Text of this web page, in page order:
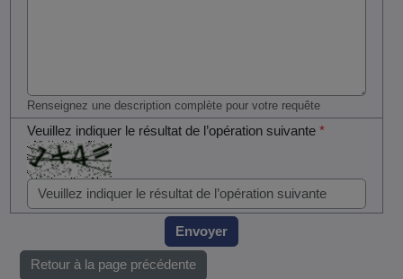
Renseignez une description complète pour votre requête
Veuillez indiquer le résultat de l’opération suivante*
Envoyer
Retour à la page précédente